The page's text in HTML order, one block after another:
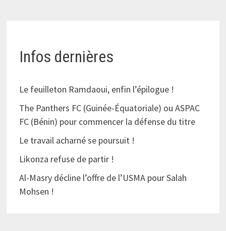
Infos dernières
Le feuilleton Ramdaoui, enfin l’épilogue !
The Panthers FC (Guinée-Équatoriale) ou ASPAC
FC (Bénin) pour commencer la défense du titre
Le travail acharné se poursuit !
Likonza refuse de partir !
Al-Masry décline l’offre de l’USMA pour Salah
Mohsen !